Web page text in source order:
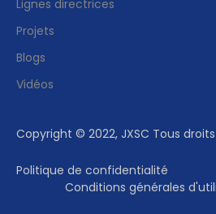
Lignes directrices
Projets
Blogs
Vidéos
Copyright © 2022, JXSC Tous
Politique de confidentialité
Conditions générales